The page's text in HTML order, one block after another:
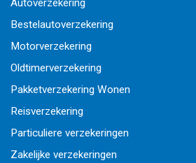
Autoverzekering
Bestelautoverzekering
Motorverzekering
Oldtimerverzekering
Pakketverzekering Wonen
Reisverzekering
Particuliere verzekeringen
Zakelijke verzekeringen